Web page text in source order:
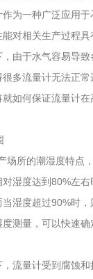
为一种广泛应用
对相关生产过程
由于水气容易导
多流量计无法正
如何保证流量计
所的潮湿度特点
湿度达到80%左
湿度超过90%时
测量，可以快速确
量计受到腐蚀和